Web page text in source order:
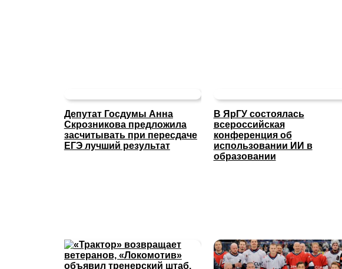
Депутат Госдумы Анна
Скрозникова предложила
засчитывать при пересдаче
ЕГЭ лучший результат
В ЯрГУ состоялась
всероссийская
конференция об
использовании ИИ в
образовании